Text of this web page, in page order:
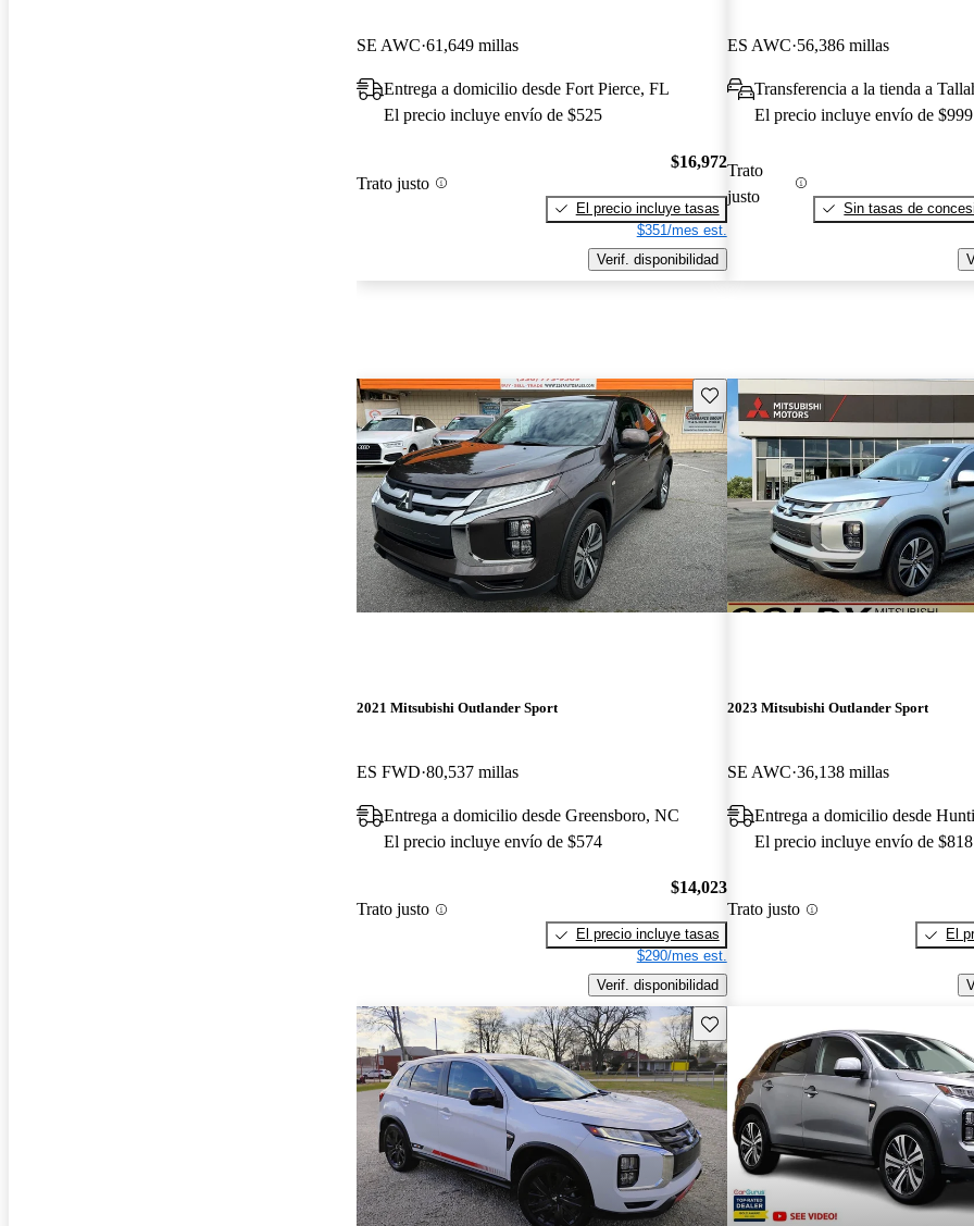
SE AWC 61,649 millas
Entrega a domicilio desde Fort Pierce, FL
El precio incluye envío de $525
Trato justo
$16,972
El precio incluye tasas
$351/mes est.
Verif. disponibilidad
ES AWC 56,386 millas
Transferencia a la tienda a
El precio incluye envío de $999
Trato
justo
Sin tasas de
Guarda este Aviso
2021 Mitsubishi Outlander Sport
ES FWD 80,537 millas
Entrega a domicilio desde Greensboro, NC
El precio incluye envío de $574
Trato justo
$14,023
El precio incluye tasas
$290/mes est.
Verif. disponibilidad
2023 Mitsubishi Outlander Sport
SE AWC 36,138 millas
Entrega a domicilio desde
El precio incluye envío de $818
Trato justo
El
Guarda este Aviso